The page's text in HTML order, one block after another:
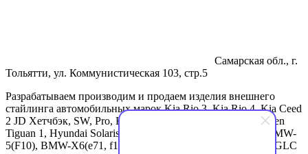
Самарская обл., г.
Тольятти, ул. Коммунистическая 103, стр.5
Разрабатываем производим и продаем изделия внешнего
стайлинга автомобильных марок Kia Rio 3, Kia Rio 4, Kia Ceed
2 JD Хетчбэк, SW, Pro, Kia Ceed 3 CD Хетчбэк, Volkswagen
Tiguan 1, Hyundai Solaris 2. Спойлеры для BMW-3(f30), BMW-
5(F10), BMW-X6(e71, f16), BMW-X4(f26), Mercedes-Benz GLC